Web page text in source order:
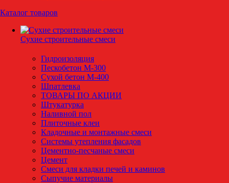
Каталог товаров
Сухие строительные смеси
Гидроизоляция
Пескобетон М-300
Сухой бетон М-400
Шпатлевка
ТОВАРЫ ПО АКЦИИ
Штукатурка
Наливной пол
Плиточные клеи
Кладочные и монтажные смеси
Системы утепления фасадов
Цементно-песчаные смеси
Цемент
Смеси для кладки печей и каминов
Сыпучие материалы